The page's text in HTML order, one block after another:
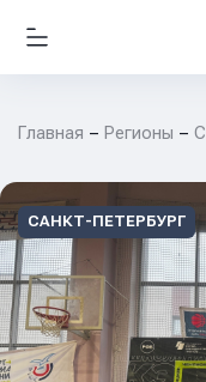
Главная Регионы
САНКТ-ПЕТЕРБУРГ